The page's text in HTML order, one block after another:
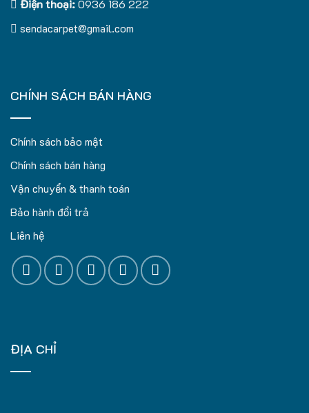
Điện thoại:0936 186 222
sendacarpet@gmail.com
CHÍNH SÁCH BÁN HÀNG
Chính sách bảo mật
Chính sách bán hàng
Vận chuyển & thanh toán
Bảo hành đổi trả
Liên hệ
ĐỊA CHỈ